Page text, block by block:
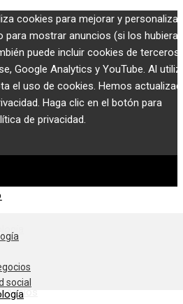
cookies para mejorar y
para mostrar anuncios (si los hubiera).
puede incluir cookies de terceros,
Google Analytics y YouTube. Al
el uso de cookies. Hemos
Haga clic en el botón para
de privacidad.
social